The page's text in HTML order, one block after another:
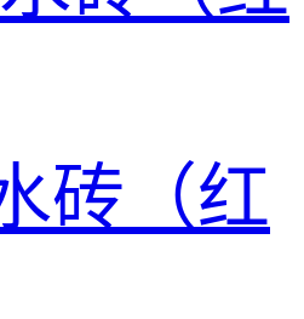
砖（红